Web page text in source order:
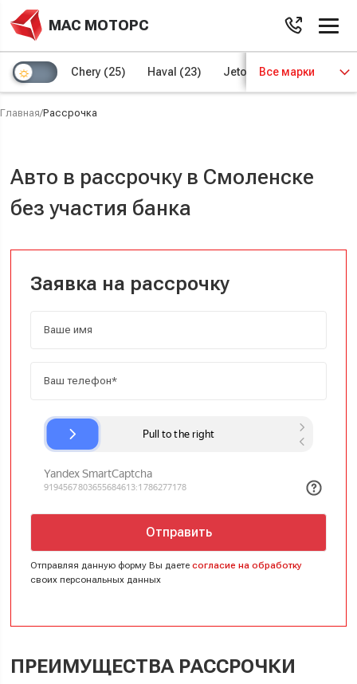
МАС МОТОРС
Chery (25) Haval (23) Jetour (8) Kaiyi (4)
Все марки
Главная/Рассрочка
Авто в рассрочку в Смоленске
без участия банка
Заявка на рассрочку
Отправить
Отправляя данную форму Вы даетесогласие на обработку
своих персональных данных
ПРЕИМУЩЕСТВА РАССРОЧКИ